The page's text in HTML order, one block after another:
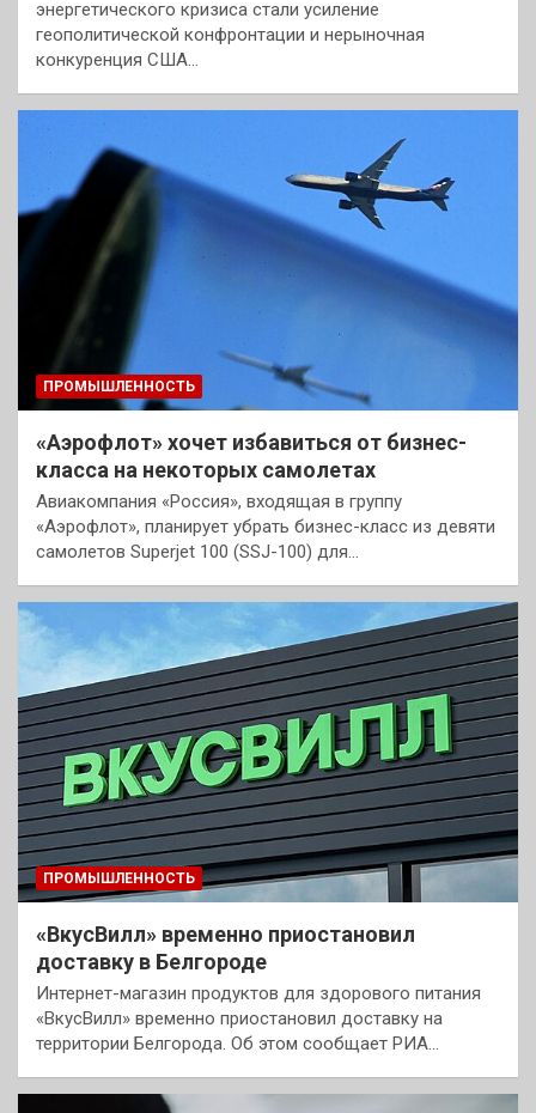
энергетического кризиса стали усиление
геополитической конфронтации и нерыночная
конкуренция США…
ПРОМЫШЛЕННОСТЬ
«Аэрофлот» хочет избавиться от бизнес-
класса на некоторых самолетах
Авиакомпания «Россия», входящая в группу
«Аэрофлот», планирует убрать бизнес-класс из девяти
самолетов Superjet 100 (SSJ-100) для…
ПРОМЫШЛЕННОСТЬ
«ВкусВилл» временно приостановил
доставку в Белгороде
Интернет-магазин продуктов для здорового питания
«ВкусВилл» временно приостановил доставку на
территории Белгорода. Об этом сообщает РИА…